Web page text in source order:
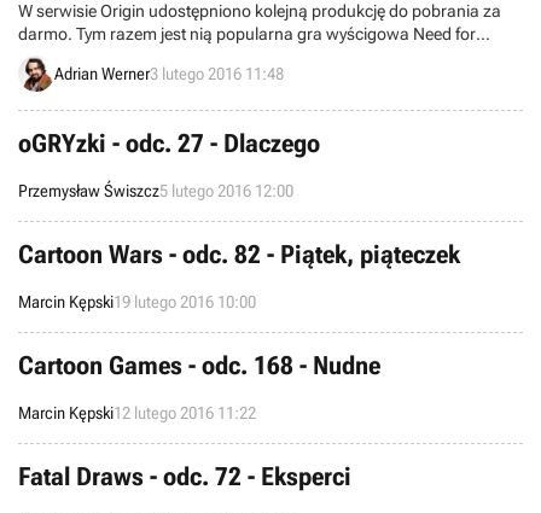
W serwisie Origin udostępniono kolejną produkcję do pobrania za
darmo. Tym razem jest nią popularna gra wyścigowa Need for
Speed: Most Wanted z 2012 roku.
Adrian Werner3 lutego 2016 11:48
oGRYzki - odc. 27 - Dlaczego
Przemysław Świszcz5 lutego 2016 12:00
Cartoon Wars - odc. 82 - Piątek, piąteczek
Marcin Kępski19 lutego 2016 10:00
Cartoon Games - odc. 168 - Nudne
Marcin Kępski12 lutego 2016 11:22
Fatal Draws - odc. 72 - Eksperci